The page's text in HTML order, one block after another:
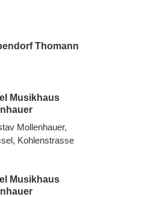
Thomann
Musikhaus
Mollenhauer,
Kohlenstrasse
Musikhaus